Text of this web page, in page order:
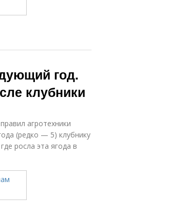
год.
клубники
агротехники
(редко — 5) клубнику
росла эта ягода в